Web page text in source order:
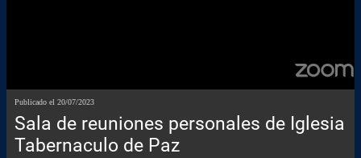
Publicado el 20/07/2023
Sala de reuniones personales de Iglesia
Tabernaculo de Paz